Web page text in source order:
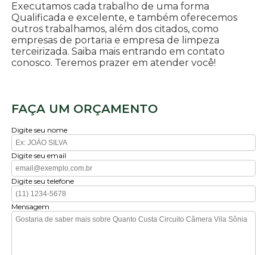
Executamos cada trabalho de uma forma
Qualificada e excelente, e também oferecemos
outros trabalhamos, além dos citados, como
empresas de portaria e empresa de limpeza
terceirizada. Saiba mais entrando em contato
conosco. Teremos prazer em atender você!
FAÇA UM ORÇAMENTO
Digite seu nome
Digite seu email
Digite seu telefone
Mensagem